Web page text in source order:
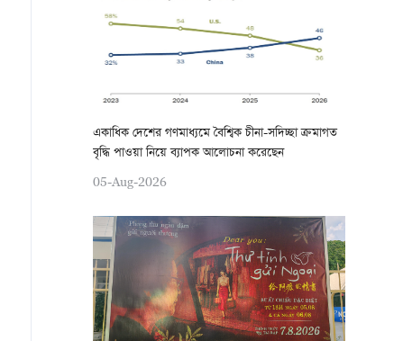
একাধিক দেশের গণমাধ্যমে বৈশ্বিক চীনা-সদিচ্ছা ক্রমাগত
বৃদ্ধি পাওয়া নিয়ে ব্যাপক আলোচনা করেছেন
05-Aug-2026